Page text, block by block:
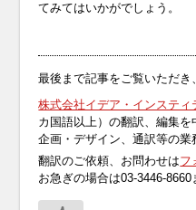
てみてはいかがでしょう。
最後まで記事をご覧いただき
株式会社イデア・インスティ
カ国語以上）の翻訳、編集を
企画・デザイン、通訳等の業
翻訳のご依頼、お問わせはフ
お急ぎの場合は03-3446-8660